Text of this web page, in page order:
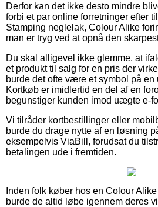
Derfor kan det ikke desto mindre
forbi et par online forretninger efter
Stamping neglelak, Colour Alike
man er tryg ved at opnå den
Du skal alligevel ikke glemme, at
et produkt til salg for en pris der
burde det ofte være et symbol på en
Kortkøb er imidlertid en del af en
begunstiger kunden imod uægte e-
Vi tilråder kortbestillinger eller
burde du drage nytte af en løsning
eksempelvis ViaBill, forudsat du
betalingen ude i fremtiden.
Inden folk køber hos en Colour
burde de altid løbe igennem deres